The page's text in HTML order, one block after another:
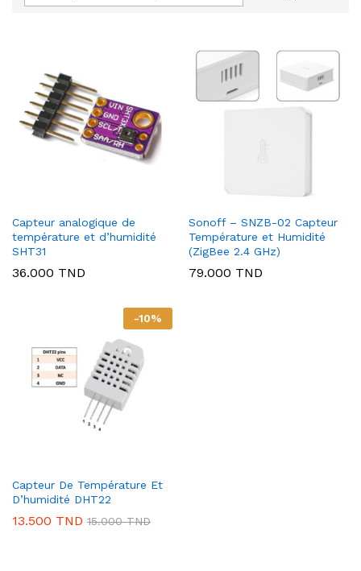
Capteur analogique de
température et d’humidité
SHT31
36.000 TND
Sonoff – SNZB-02 Capteur
Température et Humidité
(ZigBee 2.4 GHz)
79.000 TND
-10%
Capteur De Température Et
D’humidité DHT22
13.500 TND 15.000TND